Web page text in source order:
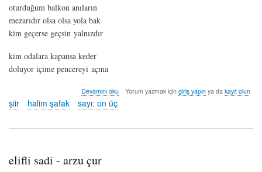
oturduğum balkon anıların
mezarıdır olsa olsa yola bak
kim geçerse geçsin yalnızdır
kim odalara kapansa keder
doluyor içime pencereyi açma
yalnızım
söylemeye
dilim
gözlerimden
konuştum
sayılsın!
Devamını oku Yorum yazmak için giriş yapınya da kayıt olun
şiir halim şafak sayı: on üç
elifli sadi - arzu çur